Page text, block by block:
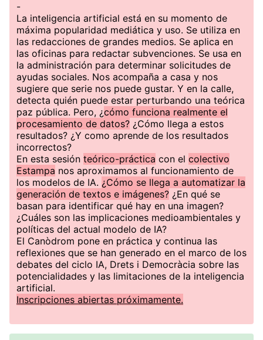
-
La inteligencia artificial está en su momento de
máxima popularidad mediática y uso. Se utiliza en
las redacciones de grandes medios. Se aplica en
las oficinas para redactar subvenciones. Se usa en
la administración para determinar solicitudes de
ayudas sociales. Nos acompaña a casa y nos
sugiere que serie nos puede gustar. Y en la calle,
detecta quién puede estar perturbando una teórica
paz pública. Pero, ¿cómo funciona realmente el
procesamiento de datos? ¿Cómo llega a estos
resultados? ¿Y como aprende de los resultados
incorrectos?
En esta sesión teórico-práctica con el colectivo
Estampa nos aproximamos al funcionamiento de
los modelos de IA. ¿Cómo se llega a automatizar la
generación de textos e imágenes? ¿En qué se
basan para identificar qué hay en una imagen?
¿Cuáles son las implicaciones medioambientales y
políticas del actual modelo de IA?
El Canòdrom pone en práctica y continua las
reflexiones que se han generado en el marco de los
debates del ciclo IA, Drets i Democràcia sobre las
potencialidades y las limitaciones de la inteligencia
artificial.
Inscripciones abiertas próximamente.